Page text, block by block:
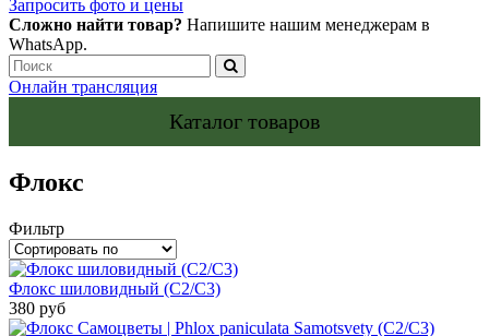
Запросить фото и цены
Сложно найти товар? Напишите нашим менеджерам в
WhatsApp.
Онлайн трансляция
Каталог товаров
Флокс
Фильтр
Флокс шиловидный (С2/С3)
380 руб